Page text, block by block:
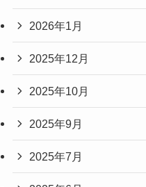
2026年1月
2025年12月
2025年10月
2025年9月
2025年7月